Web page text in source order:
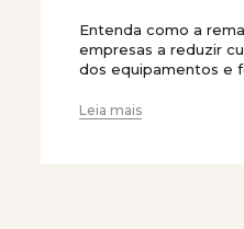
Entenda como a
empresas a reduzir
dos equipamentos e
Leia mais